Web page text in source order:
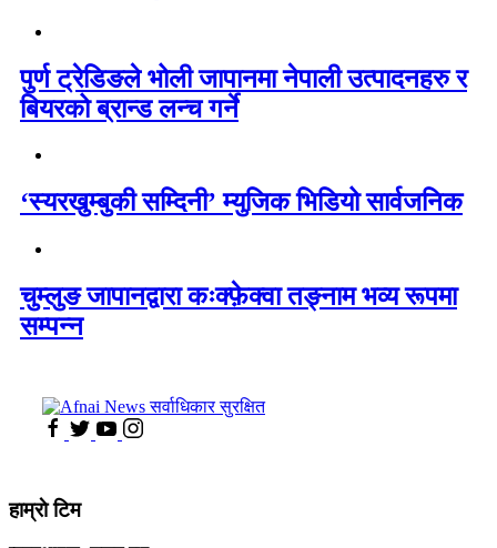
पुर्ण ट्रेडिङले भोली जापानमा नेपाली उत्पादनहरु र
बियरको ब्रान्ड लन्च गर्ने
‘स्यरखुम्बुकी सम्दिनी’ म्युजिक भिडियो सार्वजनिक
चुम्लुङ जापानद्वारा कःक्फ़ेक्वा तङ्नाम भव्य रूपमा
सम्पन्न
हाम्राे टिम